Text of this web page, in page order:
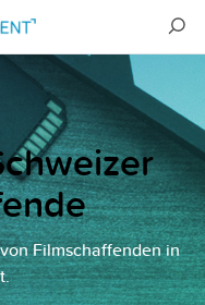
Filmschaffenden in